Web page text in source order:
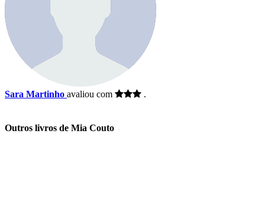
Sara Martinho avaliou com .
Outros livros de Mia Couto